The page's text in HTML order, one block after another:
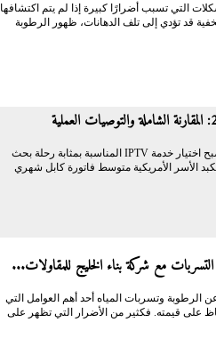
التي تسبب أضرارًا كبيرة إذا لم يتم اكتشافها
قد تؤدي إلى تلف الدهانات، ظهور الرطوبة
في مشهد الترفيه الرقمي المتغير باستمرار، أصبح اختيار خدمة IPTV المناسبة بمثابة رحلة بحث
الأسر الأمريكية متوسط فاتورة كابل شهري
مع شركة بناء الخليج للمقاولات...
الرطوبة وتسربات المياه أحد أهم العوامل التي
على قيمته. فكثير من الأضرار التي تظهر على